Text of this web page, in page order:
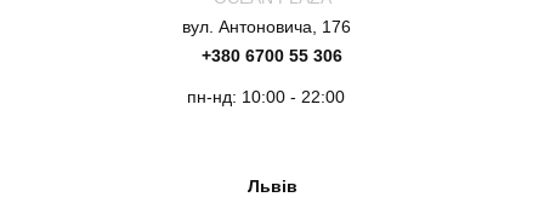
вул. Антоновича, 176
+380 6700 55 306
пн-нд: 10:00 - 22:00
Львів